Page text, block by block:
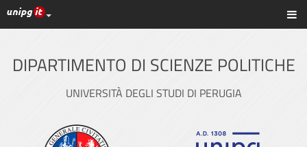
Vai
al
principale
Link ai principali servizi web di Ateneo
DIPARTIMENTO DI SCIENZE POLITICHE
UNIVERSITÀ DEGLI STUDI DI PERUGIA